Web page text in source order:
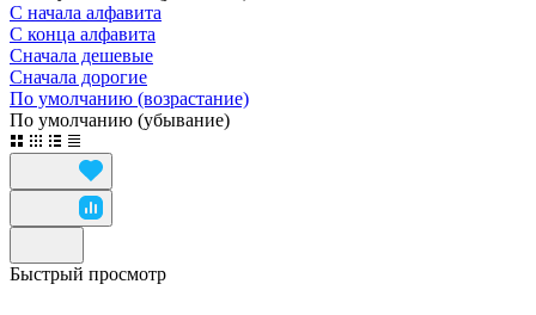
С начала алфавита
С конца алфавита
Сначала дешевые
Сначала дорогие
По умолчанию (возрастание)
По умолчанию (убывание)
Быстрый просмотр